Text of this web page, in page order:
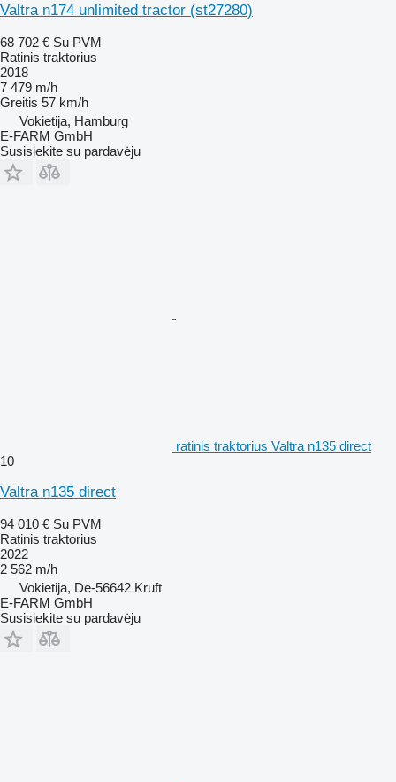
Valtra n174 unlimited tractor (st27280)
68 702 € Su PVM
Ratinis traktorius
2018
7 479 m/h
Greitis 57 km/h
Vokietija, Hamburg
E-FARM GmbH
Susisiekite su pardavėju
ratinis traktorius Valtra n135 direct
10
Valtra n135 direct
94 010 € Su PVM
Ratinis traktorius
2022
2 562 m/h
Vokietija, De-56642 Kruft
E-FARM GmbH
Susisiekite su pardavėju